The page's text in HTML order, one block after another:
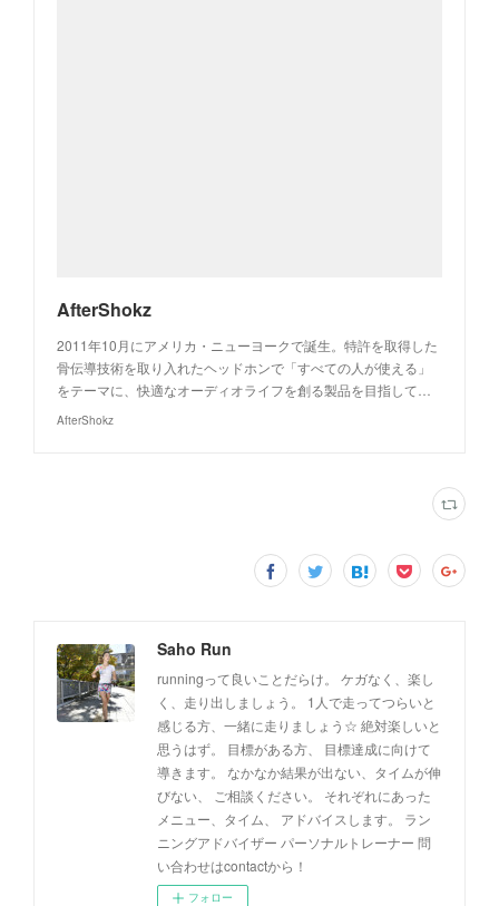
AfterShokz
2011年10月にアメリカ・ニューヨークで誕生。特許を取得した
骨伝導技術を取り入れたヘッドホンで「すべての人が使える」
をテーマに、快適なオーディオライフを創る製品を目指して…
AfterShokz
Saho Run
runningって良いことだらけ。 ケガなく、楽し
く、走り出しましょう。 1人で走ってつらいと
感じる方、一緒に走りましょう☆ 絶対楽しいと
思うはず。 目標がある方、 目標達成に向けて
導きます。 なかなか結果が出ない、タイムが伸
びない、 ご相談ください。 それぞれにあった
メニュー、タイム、 アドバイスします。 ラン
ニングアドバイザー パーソナルトレーナー 問
い合わせはcontactから！
フォロー